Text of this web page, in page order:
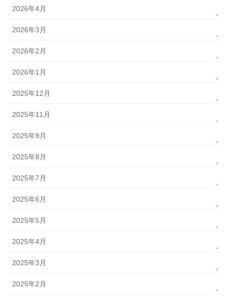
2026年4月
2026年3月
2026年2月
2026年1月
2025年12月
2025年11月
2025年9月
2025年8月
2025年7月
2025年6月
2025年5月
2025年4月
2025年3月
2025年2月